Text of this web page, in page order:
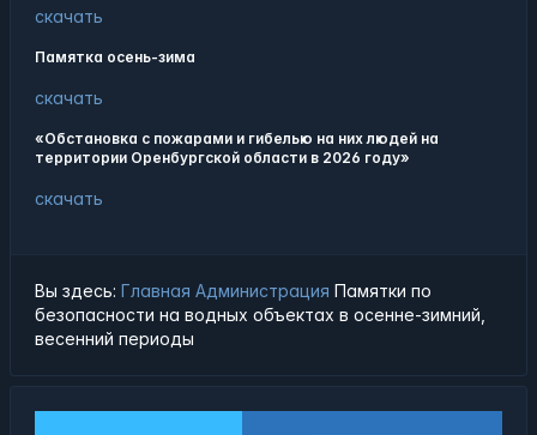
скачать
Памятка осень-зима
скачать
«Обстановка с пожарами и гибелью на них людей на
территории Оренбургской области в 2026 году»
скачать
Вы здесь: Главная Администрация Памятки по
безопасности на водных объектах в осенне-зимний,
весенний периоды